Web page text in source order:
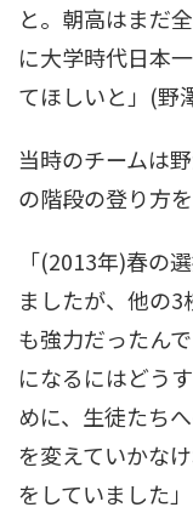
と。朝高はまだ
に大学時代日本
てほしいと」(野
当時のチームは
の階段の登り方
「(2013年)春の
ましたが、他の
も強力だったん
になるにはどう
めに、生徒たち
を変えていかな
をしていました